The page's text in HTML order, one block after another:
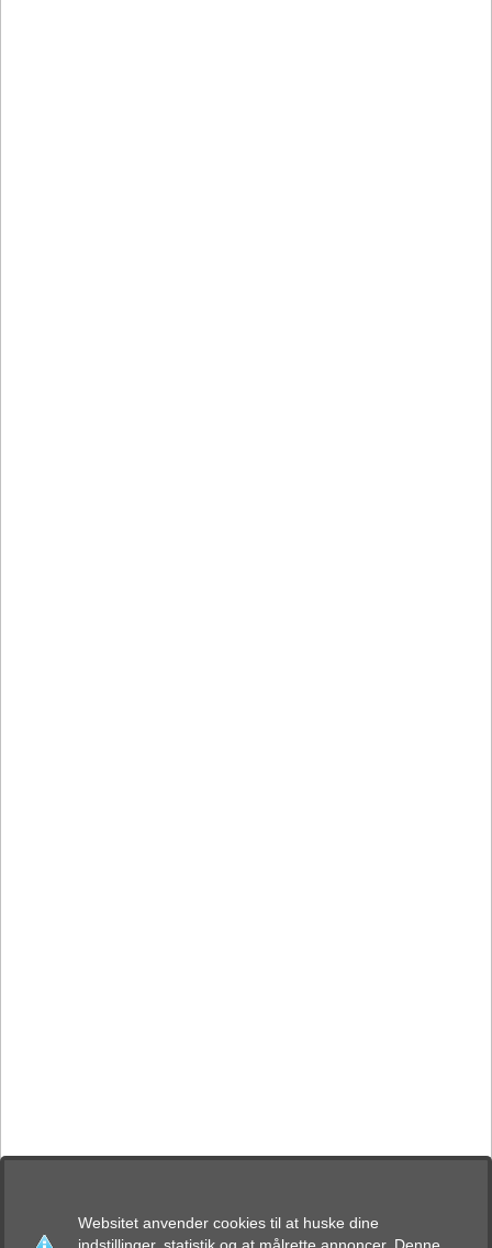
Websitet anvender cookies til at huske dine